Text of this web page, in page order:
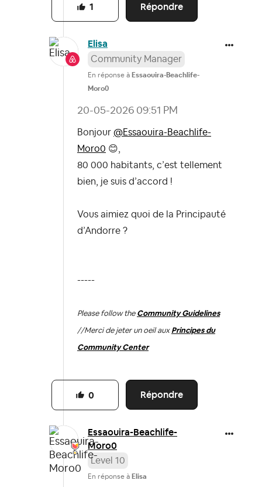
Répondre
1
Elisa
Community Manager
En réponse à Essaouira-Beachlife-
Moro0
‎20-05-2026 09:51 PM
Bonjour @Essaouira-Beachlife-
Moro0 😊,
80 000 habitants, c’est tellement
bien, je suis d’accord !
Vous aimiez quoi de la Principauté
d’Andorre ?
-----
Please follow the Community Guidelines
//Merci de jeter un oeil aux Principes du
Community Center
Répondre
0
Essaouira-Beachlife-
Moro0
Level 10
En réponse à Elisa